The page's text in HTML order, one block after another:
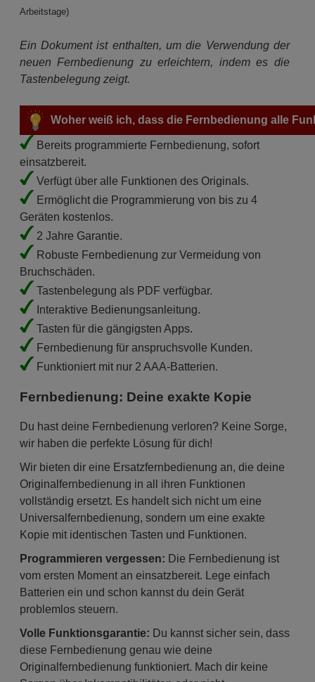
Arbeitstage)
Ein Dokument ist enthalten, um die Verwendung der
neuen Fernbedienung zu erleichtern, indem es die
Tastenbelegung zeigt.
Woher weiß ich, dass die Fernbedienung alle
Bereits programmierte Fernbedienung, sofort
einsatzbereit.
Verfügt über alle Funktionen des Originals.
Ermöglicht die Programmierung von bis zu 4
Geräten kostenlos.
2 Jahre Garantie.
Robuste Fernbedienung zur Vermeidung von
Bruchschäden.
Tastenbelegung als PDF verfügbar.
Interaktive Bedienungsanleitung.
Tasten für die gängigsten Apps.
Fernbedienung für anspruchsvolle Kunden.
Funktioniert mit nur 2 AAA-Batterien.
Fernbedienung: Deine exakte Kopie
Du hast deine Fernbedienung verloren? Keine Sorge,
wir haben die perfekte Lösung für dich!
Wir bieten dir eine Ersatzfernbedienung an, die deine
Originalfernbedienung in all ihren Funktionen
vollständig ersetzt. Es handelt sich nicht um eine
Universalfernbedienung, sondern um eine exakte
Kopie mit identischen Tasten und Funktionen.
Programmieren vergessen: Die Fernbedienung ist
vom ersten Moment an einsatzbereit. Lege einfach
Batterien ein und schon kannst du dein Gerät
problemlos steuern.
Volle Funktionsgarantie: Du kannst sicher sein, dass
diese Fernbedienung genau wie deine
Originalfernbedienung funktioniert. Mach dir keine